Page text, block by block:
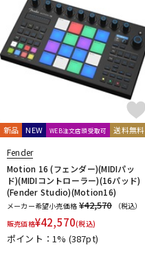
新品 NEW WEB注文店頭受取可 送料無料
Fender
Motion 16 (フェンダー)(MIDIパッ
ド)(MIDIコントローラー)(16パッド)
(Fender Studio)(Motion16)
メーカー希望小売価格 ¥42,570
（税込）
販売価格¥42,570(税込)
ポイント：1% (387pt)